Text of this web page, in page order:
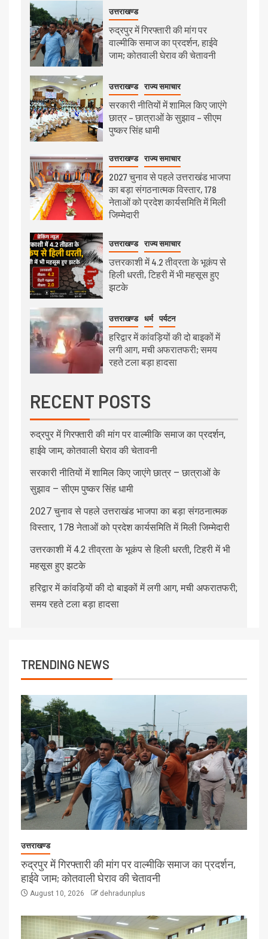
उत्तराखण्ड
रुद्रपुर में गिरफ्तारी की मांग पर
वाल्मीकि समाज का प्रदर्शन, हाईवे
जाम; कोतवाली घेराव की चेतावनी
उत्तराखण्ड राज्य समाचार
सरकारी नीतियों में शामिल किए जाएंगे
छात्र – छात्राओं के सुझाव – सीएम
पुष्कर सिंह धामी
उत्तराखण्ड राज्य समाचार
2027 चुनाव से पहले उत्तराखंड भाजपा
का बड़ा संगठनात्मक विस्तार, 178
नेताओं को प्रदेश कार्यसमिति में मिली
जिम्मेदारी
उत्तराखण्ड राज्य समाचार
उत्तरकाशी में 4.2 तीव्रता के भूकंप से
हिली धरती, टिहरी में भी महसूस हुए
झटके
उत्तराखण्ड धर्म पर्यटन
हरिद्वार में कांवड़ियों की दो बाइकों में
लगी आग, मची अफरातफरी; समय
रहते टला बड़ा हादसा
RECENT POSTS
रुद्रपुर में गिरफ्तारी की मांग पर वाल्मीकि समाज का प्रदर्शन,
हाईवे जाम; कोतवाली घेराव की चेतावनी
सरकारी नीतियों में शामिल किए जाएंगे छात्र – छात्राओं के
सुझाव – सीएम पुष्कर सिंह धामी
2027 चुनाव से पहले उत्तराखंड भाजपा का बड़ा संगठनात्मक
विस्तार, 178 नेताओं को प्रदेश कार्यसमिति में मिली जिम्मेदारी
उत्तरकाशी में 4.2 तीव्रता के भूकंप से हिली धरती, टिहरी में भी
महसूस हुए झटके
हरिद्वार में कांवड़ियों की दो बाइकों में लगी आग, मची अफरातफरी;
समय रहते टला बड़ा हादसा
TRENDING NEWS
उत्तराखण्ड
रुद्रपुर में गिरफ्तारी की मांग पर वाल्मीकि समाज का प्रदर्शन,
हाईवे जाम; कोतवाली घेराव की चेतावनी
August 10, 2026 dehradunplus